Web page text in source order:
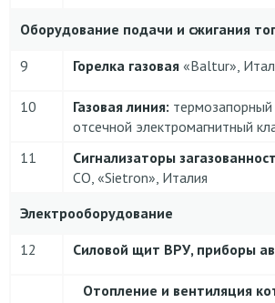
Оборудование подачи и сжигания
9
Горелка газовая «Baltur»,
10 Газовая линия: термозапорный
отсечной электромагнитный
11 Сигнализаторы
CO, «Sietron», Италия
Электрооборудование
12
Силовой щит ВРУ, приборы
Отопление и вентиляция